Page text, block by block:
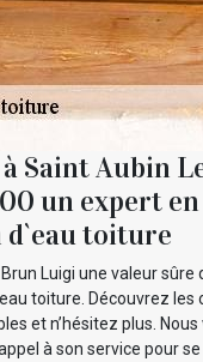
Saint Aubin
un expert
toiture
Luigi une valeur sûre
toiture. Découvrez
et n’hésitez plus.
à son service pour